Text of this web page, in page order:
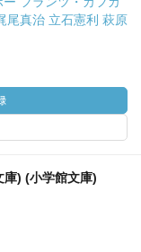
尾真治 立石憲利 萩原
庫) (小学館文庫)